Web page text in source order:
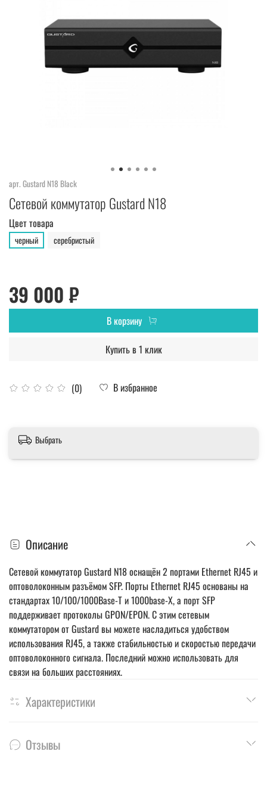
арт. Gustard N18 Black
Сетевой коммутатор Gustard N18
(0) В избранное
Цвет товара
черный серебристый
39 000 ₽
В корзину
Купить в 1 клик
Выбрать
Описание
Сетевой коммутатор Gustard N18 оснащён 2 портами Ethernet RJ45 и
оптоволоконным разъёмом SFP. Порты Ethernet RJ45 основаны на
стандартах 10/100/1000Base-T и 1000base-X, а порт SFP
поддерживает протоколы GPON/EPON. С этим сетевым
коммутатором от Gustard вы можете насладиться удобством
использования RJ45, а также стабильностью и скоростью передачи
оптоволоконного сигнала. Последний можно использовать для
связи на больших расстояниях.
Характеристики
Отзывы